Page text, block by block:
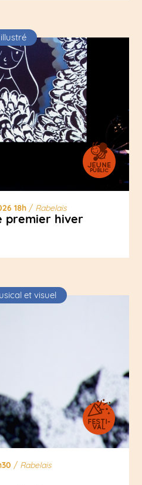
18h/ Rabelais
premier hiver
/ Rabelais
et visuel